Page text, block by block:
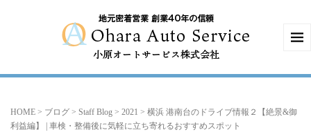
HOME > ブログ > Staff Blog > 2021 > 横浜 港南台のドライブ情報２【絶景&御
利益編】 | 車検・整備後に気軽に立ち寄れるおすすめスポット